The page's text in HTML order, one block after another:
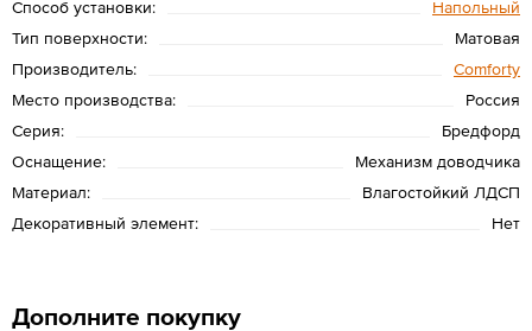
Способ установки:
Напольный
Тип поверхности:
Матовая
Производитель:
Сomforty
Место производства:
Россия
Серия:
Бредфорд
Оснащение:
Механизм доводчика
Материал:
Влагостойкий ЛДСП
Декоративный элемент:
Нет
Дополните покупку